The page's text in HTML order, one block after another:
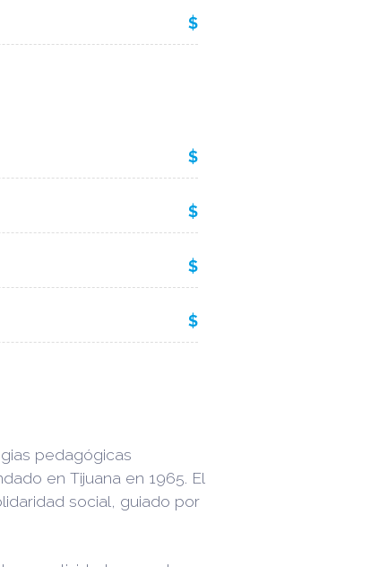
$
$
$
$
$
pedagógicas
en Tijuana en 1965. El
social, guiado por